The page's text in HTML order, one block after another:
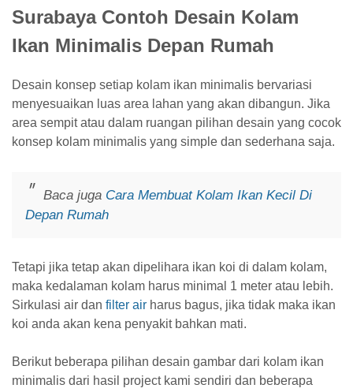
Surabaya Contoh Desain Kolam
Ikan Minimalis Depan Rumah
Desain konsep setiap kolam ikan minimalis bervariasi
menyesuaikan luas area lahan yang akan dibangun. Jika
area sempit atau dalam ruangan pilihan desain yang cocok
konsep kolam minimalis yang simple dan sederhana saja.
Baca juga Cara Membuat Kolam Ikan Kecil Di
Depan Rumah
Tetapi jika tetap akan dipelihara ikan koi di dalam kolam,
maka kedalaman kolam harus minimal 1 meter atau lebih.
Sirkulasi air dan filter air harus bagus, jika tidak maka ikan
koi anda akan kena penyakit bahkan mati.
Berikut beberapa pilihan desain gambar dari kolam ikan
minimalis dari hasil project kami sendiri dan beberapa